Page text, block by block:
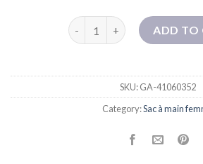
Bohao Pu Women's Bag
ADD TO
SKU:GA-41060352
Category:Sac à main